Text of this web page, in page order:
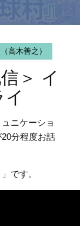
高木善之）
＞ イ
ニケーショ
分程度お話
です。